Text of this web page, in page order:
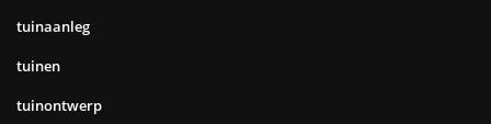
tuinaanleg
tuinen
tuinontwerp